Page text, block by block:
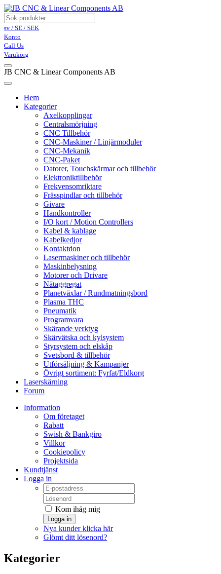
sv / SE / SEK
Konto
Call Us
Varukorg
JB CNC & Linear Components AB
Hem
Kategorier
Axelkopplingar
Centralsmörjning
CNC Tillbehör
CNC-Maskiner / Linjärmoduler
CNC-Mekanik
CNC-Paket
Datorer, Touchskärmar och tillbehör
Elektroniktillbehör
Frekvensomriktare
Frässpindlar och tillbehör
Givare
Handkontroller
I/O kort / Motion Controllers
Kabel & kablage
Kabelkedjor
Kontaktdon
Lasermaskiner och tillbehör
Maskinbelysning
Motorer och Drivare
Nätaggregat
Planetväxlar / Rundmatningsbord
Plasma THC
Pneumatik
Programvara
Skärande verktyg
Skärvätska och kylsystem
Styrsystem och elskåp
Svetsbord & tillbehör
Utförsäljning & Kampanjer
Övrigt sortiment: Fyrfat/Eldkorg
Laserskärning
Forum
Information
Om företaget
Rabatt
Swish & Bankgiro
Villkor
Cookiepolicy
Projektsida
Kundtjänst
Logga in
Kom ihåg mig
Logga in
Nya kunder klicka här
Glömt ditt lösenord?
Kategorier